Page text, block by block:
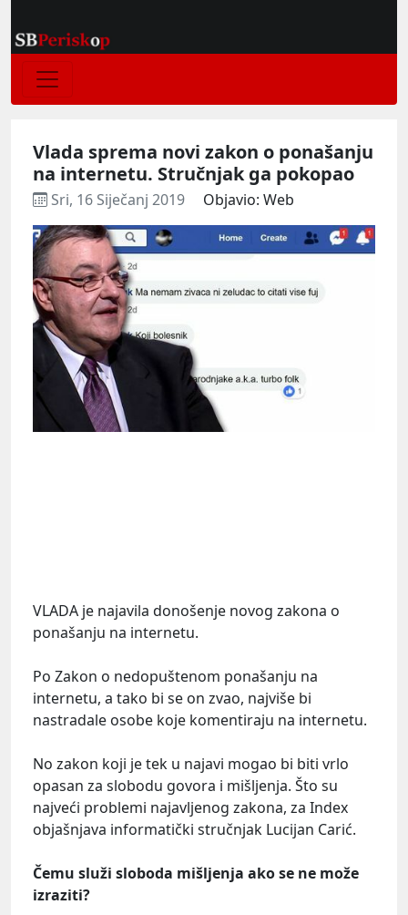
Vlada sprema novi zakon o ponašanju
na internetu. Stručnjak ga pokopao
Sri, 16 Siječanj 2019 Objavio: Web
VLADA je najavila donošenje novog zakona o
ponašanju na internetu.
Po Zakon o nedopuštenom ponašanju na
internetu, a tako bi se on zvao, najviše bi
nastradale osobe koje komentiraju na internetu.
No zakon koji je tek u najavi mogao bi biti vrlo
opasan za slobodu govora i mišljenja. Što su
najveći problemi najavljenog zakona, za Index
objašnjava informatički stručnjak Lucijan Carić.
Čemu služi sloboda mišljenja ako se ne može
izraziti?